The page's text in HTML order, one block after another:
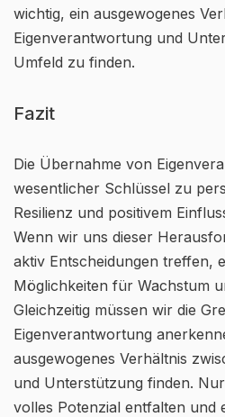
wichtig, ein ausgewogenes
Eigenverantwortung und
Umfeld zu finden.
Fazit
Die Übernahme von
wesentlicher Schlüssel zu
Resilienz und positivem
Wenn wir uns dieser
aktiv Entscheidungen treffen,
Möglichkeiten für Wachstum
Gleichzeitig müssen wir die
Eigenverantwortung
ausgewogenes Verhältnis
und Unterstützung finden.
volles Potenzial entfalten und